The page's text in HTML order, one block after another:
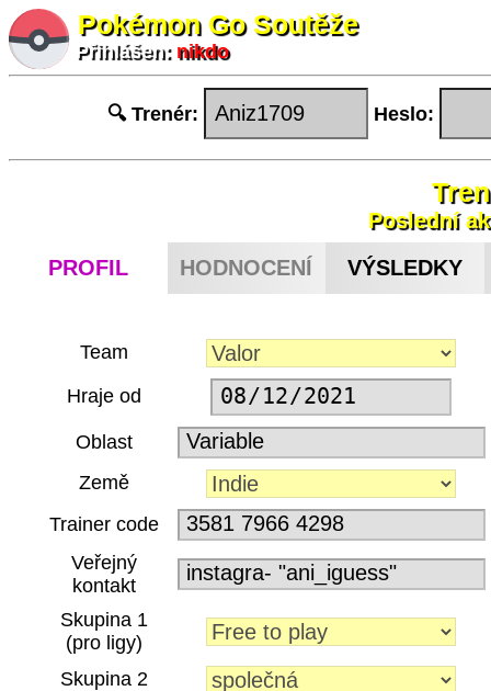
Pokémon Go Soutěže
Přihlášen: nikdo
🔍 Trenér: Heslo:
Poslední
PROFIL
HODNOCENÍ VÝSLEDKY
Team
Hraje od
Oblast
Země
Trainer code
Veřejný
kontakt
Skupina 1
(pro ligy)
Skupina 2